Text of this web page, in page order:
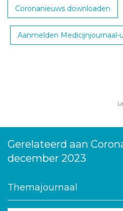
Coronanieuws downloaden
Aanmelden Medicijnjournaal-
Gerelateerd aan
december 2023
Themajournaal